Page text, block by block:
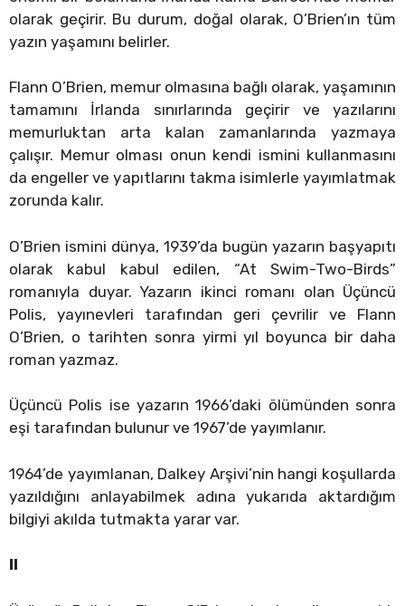
olarak geçirir. Bu durum, doğal olarak, O’Brien’ın tüm
yazın yaşamını belirler.
Flann O’Brien, memur olmasına bağlı olarak, yaşamının
tamamını İrlanda sınırlarında geçirir ve yazılarını
memurluktan arta kalan zamanlarında yazmaya
çalışır. Memur olması onun kendi ismini kullanmasını
da engeller ve yapıtlarını takma isimlerle yayımlatmak
zorunda kalır.
O’Brien ismini dünya, 1939’da bugün yazarın başyapıtı
olarak kabul kabul edilen, “At Swim-Two-Birds”
romanıyla duyar. Yazarın ikinci romanı olan Üçüncü
Polis, yayınevleri tarafından geri çevrilir ve Flann
O’Brien, o tarihten sonra yirmi yıl boyunca bir daha
roman yazmaz.
Üçüncü Polis ise yazarın 1966’daki ölümünden sonra
eşi tarafından bulunur ve 1967’de yayımlanır.
1964’de yayımlanan, Dalkey Arşivi’nin hangi koşullarda
yazıldığını anlayabilmek adına yukarıda aktardığım
bilgiyi akılda tutmakta yarar var.
II